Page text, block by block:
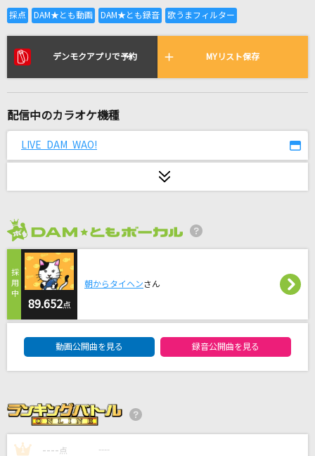
全国りれき
リアルタイムで歌われている曲の一覧
[生音]HALF
[生音]それを愛と呼ぶなら
Aimer(エメ)メドレー
恋するフォーチュンクッキー
[生音]未来
コブクロ
[生音]To Love You More [トゥ・ラヴ・ユー・
モア]
デンモクアプリで予約 MYリスト保存
配信中のカラオケ機種
LIVE DAM WAO!
89.652点
朝からタイヘンさん
動画公開曲を見る 録音公開曲を見る
1 ---- 点 ----